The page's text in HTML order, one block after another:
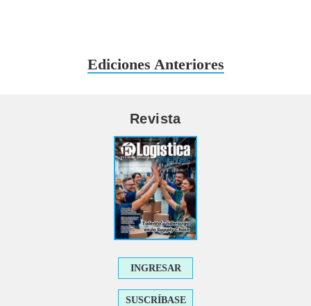
Ediciones Anteriores
Revista
INGRESAR
SUSCRÍBASE